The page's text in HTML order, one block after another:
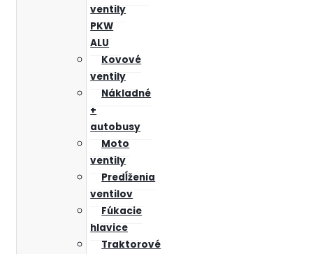
ventily
PKW
ALU
Kovové
ventily
Nákladné
+
autobusy
Moto
ventily
Predĺženia
ventilov
Fúkacie
hlavice
Traktorové